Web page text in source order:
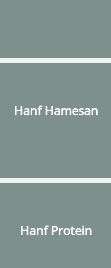
Hanf Hamesan
Hanf Protein